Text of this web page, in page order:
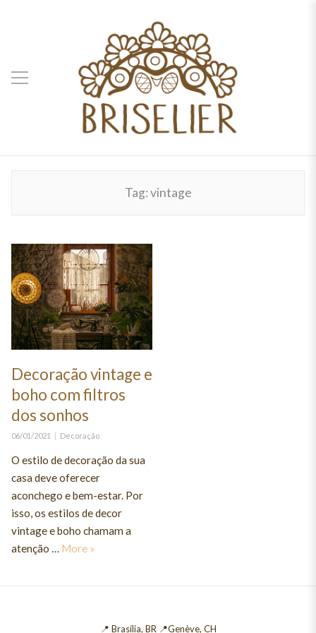
Tag:vintage
Decoração vintage e
boho com filtros
dos sonhos
Posted
06/01/2021 Categories
Decoração
O estilo de decoração da sua
casa deve oferecer
aconchego e bem-estar. Por
isso, os estilos de decor
vintage e boho chamam a
atenção … More Decoração vintage e boho com filtros dos
»
📍 Brasília, BR 📍Genève, CH